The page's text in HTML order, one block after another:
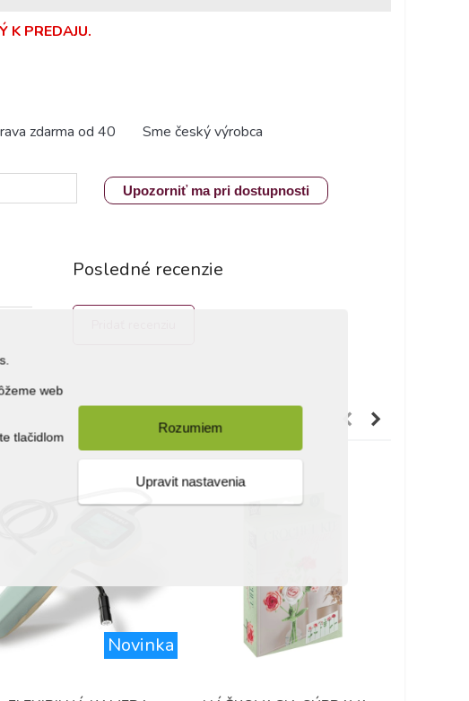
web
tlačidlom
Rozumiem
Upravit nastavenia
K PREDAJU.
zdarma od 40
Sme český výrobca
Upozorniť ma pri dostupnosti
Posledné recenzie
Novinka